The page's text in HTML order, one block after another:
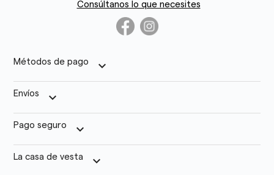
Consúltanos lo que necesites
Métodos de pago keyboard_arrow_down
Envíos keyboard_arrow_down
Pago seguro keyboard_arrow_down
La casa de vesta keyboard_arrow_down